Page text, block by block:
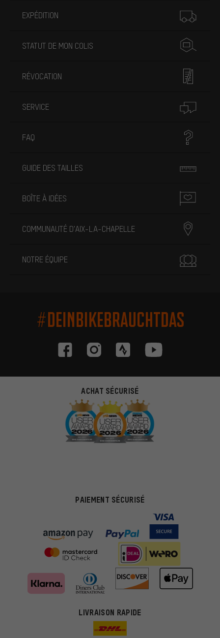
EXPÉDITION
STATUT DE MON COLIS
RÉVOCATION
SERVICE
FAQ
GUIDE DES TAILLES
BOÎTE À IDÉES
COMMUNAUTÉ D'AIX-LA-CHAPELLE
NOTRE ÉQUIPE
#DEINBIKEBRAUCHTDAS
ACHAT SÉCURISÉ
PAIEMENT SÉCURISÉ
LIVRAISON RAPIDE